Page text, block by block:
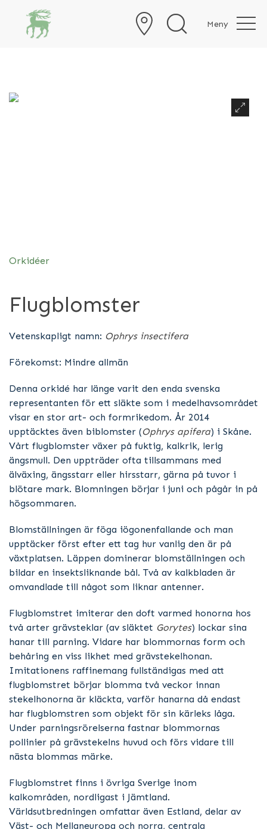
Meny
Orkidéer
Flugblomster
Vetenskapligt namn: Ophrys insectifera
Förekomst: Mindre allmän
Denna orkidé har länge varit den enda svenska
representanten för ett släkte som i medelhavsområdet
visar en stor art- och formrikedom. År 2014
upptäcktes även biblomster (Ophrys apifera) i Skåne.
Vårt flugblomster växer på fuktig, kalkrik, lerig
ängsmull. Den uppträder ofta tillsammans med
älväxing, ängsstarr eller hirsstarr, gärna på tuvor i
blötare mark. Blomningen börjar i juni och pågår in på
högsommaren.
Blomställningen är föga iögonenfallande och man
upptäcker först efter ett tag hur vanlig den är på
växtplatsen. Läppen dominerar blomställningen och
bildar en insektsliknande bål. Två av kalkbladen är
omvandlade till något som liknar antenner.
Flugblomstret imiterar den doft varmed honorna hos
två arter grävsteklar (av släktet Gorytes) lockar sina
hanar till parning. Vidare har blommornas form och
behåring en viss likhet med grävstekelhonan.
Imitationens raffinemang fullständigas med att
flugblomstret börjar blomma två veckor innan
stekelhonorna är kläckta, varför hanarna då endast
har flugblomstren som objekt för sin kärleks låga.
Under parningsrörelserna fastnar blommornas
pollinier på grävstekelns huvud och förs vidare till
nästa blommas märke.
Flugblomstret finns i övriga Sverige inom
kalkområden, nordligast i Jämtland.
Världsutbredningen omfattar även Estland, delar av
Väst- och Mellaneuropa och norra, centrala